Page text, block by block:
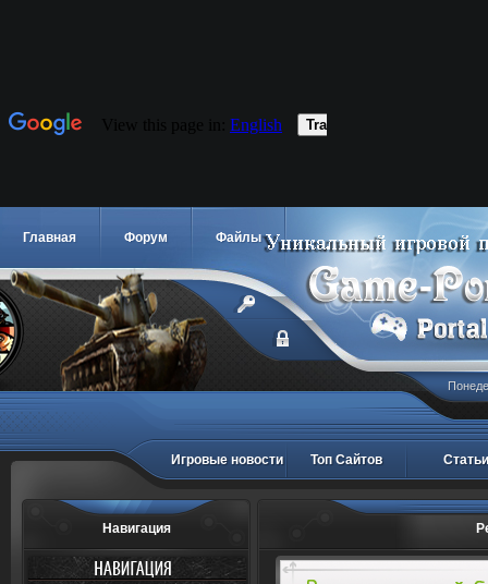
Главная Форум Файлы
Игровые новости Топ Сайтов Статьи
Навигация